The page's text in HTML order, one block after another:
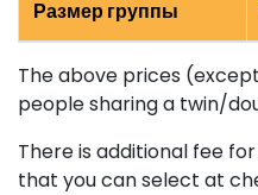
Размер группы
The above prices
people sharing a twin/
There is additional fee
that you can select at